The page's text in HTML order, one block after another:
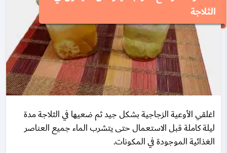
الثلاجة
اغلقي الأوعية الزجاجية بشكل جيد ثم ضعيها في الثلاجة مدة
ليلة كاملة قبل الاستعمال حتى يتشرب الماء جميع العناصر
الغذائية الموجودة في المكونات.